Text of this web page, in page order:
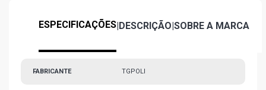
ESPECIFICAÇÕES|DESCRIÇÃO|SOBRE A MARCA
FABRICANTE TGPOLI